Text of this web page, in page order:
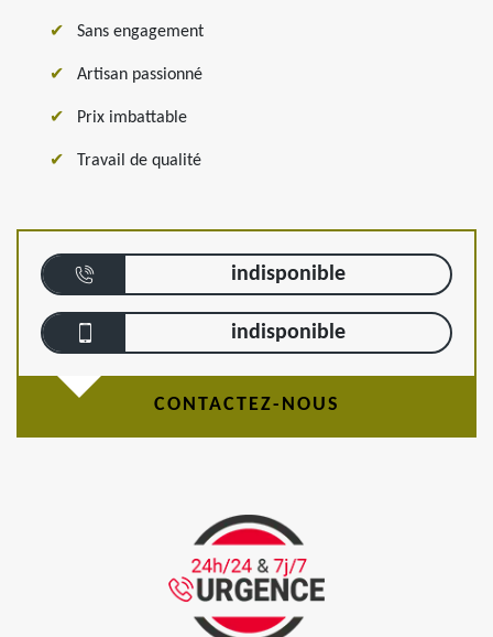
Sans engagement
Artisan passionné
Prix imbattable
Travail de qualité
indisponible
indisponible
CONTACTEZ-NOUS